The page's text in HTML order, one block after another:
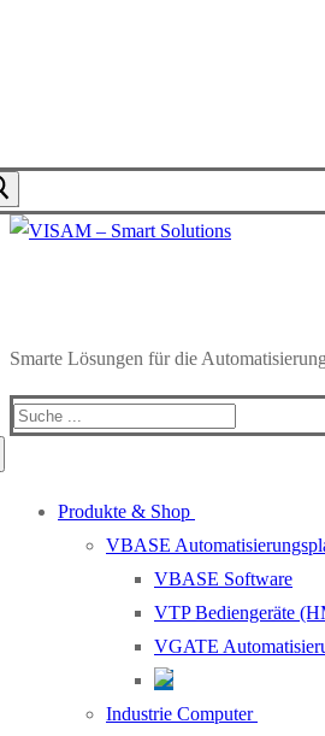
Smarte Lösungen für die
Search
Produkte & Shop
VBASE
VBASE Software
VTP Bediengeräte
VGATE
Industrie Computer